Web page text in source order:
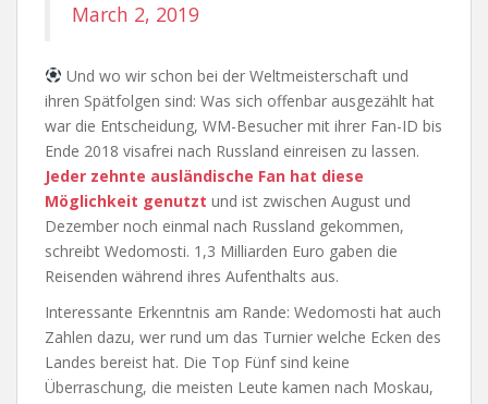
March 2, 2019
Und wo wir schon bei der Weltmeisterschaft und
ihren Spätfolgen sind: Was sich offenbar ausgezählt hat
war die Entscheidung, WM-Besucher mit ihrer Fan-ID bis
Ende 2018 visafrei nach Russland einreisen zu lassen.
Jeder zehnte ausländische Fan hat diese
Möglichkeit genutzt und ist zwischen August und
Dezember noch einmal nach Russland gekommen,
schreibt Wedomosti. 1,3 Milliarden Euro gaben die
Reisenden während ihres Aufenthalts aus.
Interessante Erkenntnis am Rande: Wedomosti hat auch
Zahlen dazu, wer rund um das Turnier welche Ecken des
Landes bereist hat. Die Top Fünf sind keine
Überraschung, die meisten Leute kamen nach Moskau,